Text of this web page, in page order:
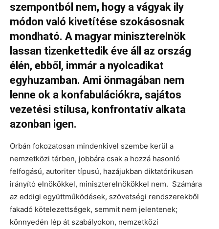
szempontból nem, hogy a vágyak ily
módon való kivetítése szokásosnak
mondható. A magyar miniszterelnök
lassan tizenkettedik éve áll az ország
élén, ebből, immár a nyolcadikat
egyhuzamban. Ami önmagában nem
lenne ok a konfabulációkra, sajátos
vezetési stílusa, konfrontatív alkata
azonban igen.
Orbán fokozatosan mindenkivel szembe kerül a
nemzetközi térben, jobbára csak a hozzá hasonló
felfogású, autoriter típusú, hazájukban diktatórikusan
irányító elnökökkel, miniszterelnökökkel nem. Számára
az eddigi együttműködések, szövetségi rendszerekből
fakadó kötelezettségek, semmit nem jelentenek;
könnyedén lép át szabályokon, nemzetközi